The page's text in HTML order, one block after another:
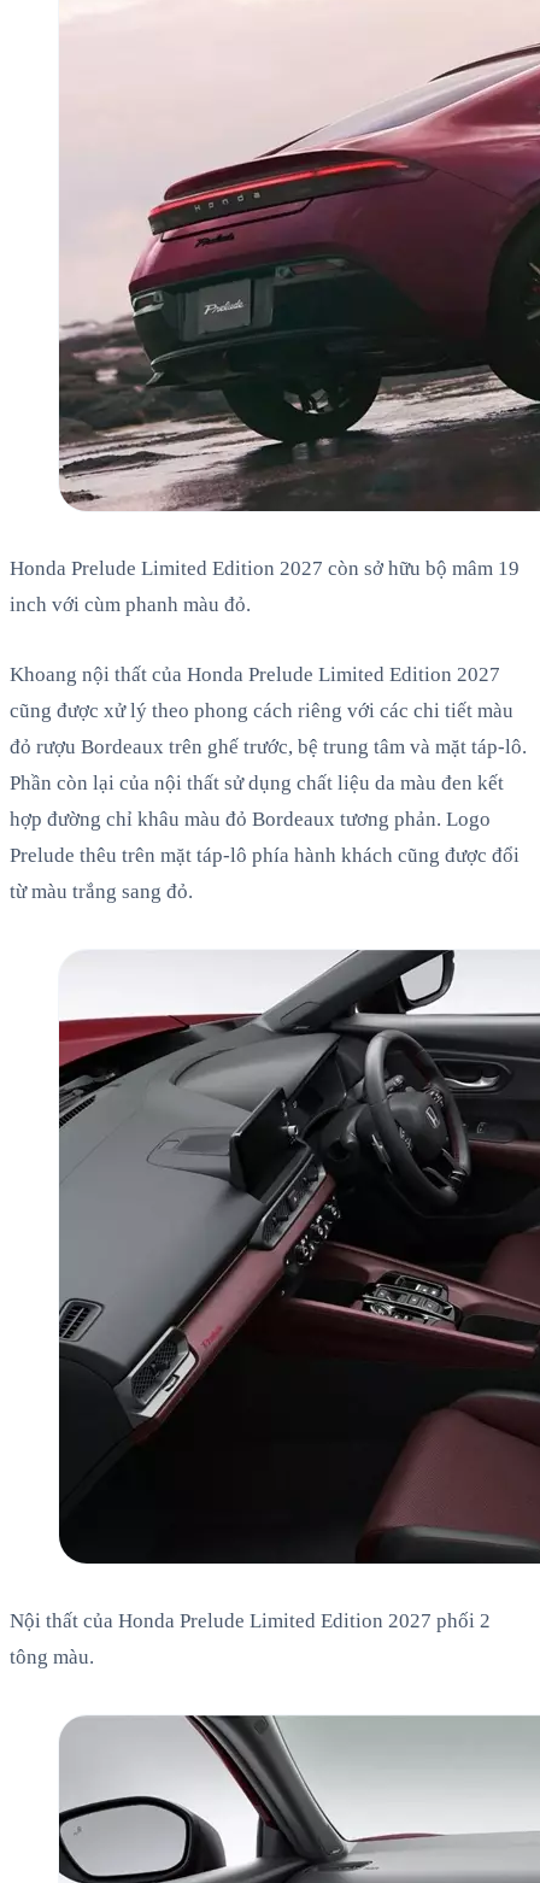
Honda Prelude Limited Edition 2027 còn sở hữu bộ mâm 19
inch với cùm phanh màu đỏ.
Khoang nội thất của Honda Prelude Limited Edition 2027
cũng được xử lý theo phong cách riêng với các chi tiết màu
đỏ rượu Bordeaux trên ghế trước, bệ trung tâm và mặt táp-lô.
Phần còn lại của nội thất sử dụng chất liệu da màu đen kết
hợp đường chỉ khâu màu đỏ Bordeaux tương phản. Logo
Prelude thêu trên mặt táp-lô phía hành khách cũng được đổi
từ màu trắng sang đỏ.
Nội thất của Honda Prelude Limited Edition 2027 phối 2
tông màu.